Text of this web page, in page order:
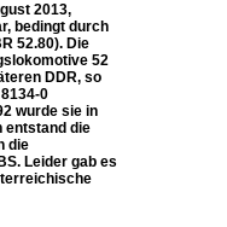
2013,
bedingt durch
52.80). Die
52
DDR, so
0
wurde sie in
entstand die
die
Leider gab es